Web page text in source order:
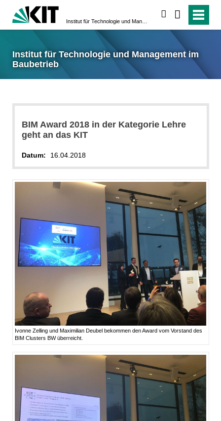
Institut für Technologie und Management im
Baubetrieb
BIM Award 2018 in der Kategorie Lehre
geht an das KIT
Datum: 16.04.2018
Ivonne Zelling und Maximilian Deubel bekommen den Award vom Vorstand des
BIM Clusters BW überreicht.